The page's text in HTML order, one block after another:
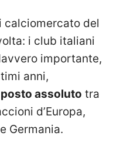
calciomercato del
i club italiani
importante,
anni,
assoluto tra
d’Europa,
Germania.